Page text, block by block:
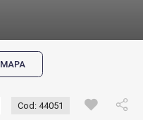
MAPA
Cod: 44051